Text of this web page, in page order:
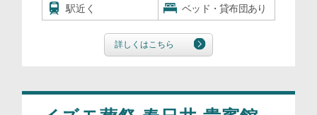
駅近く ベッド・貸布団あり
詳しくはこちら